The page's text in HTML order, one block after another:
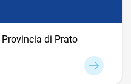
di Prato